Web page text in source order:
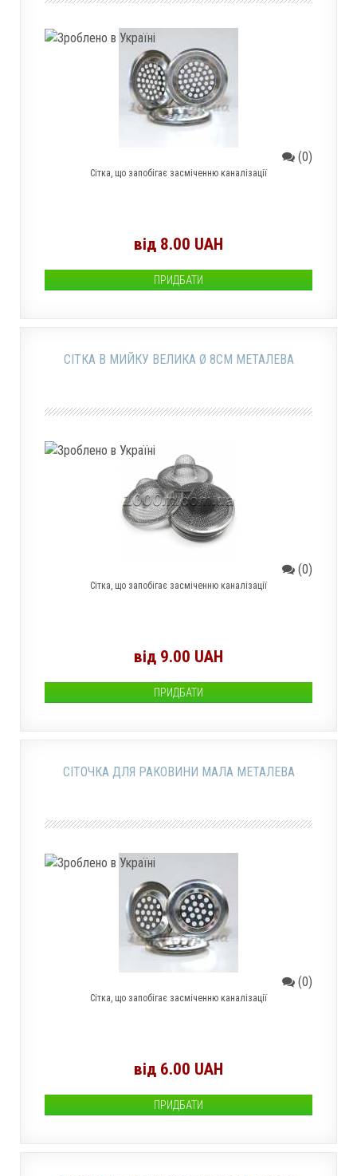
(0)
Сітка, що запобігає засміченню каналізації
від 8.00 UAH
ПРИДБАТИ
СІТКА В МИЙКУ ВЕЛИКА Ø 8СМ МЕТАЛЕВА
(0)
Сітка, що запобігає засміченню каналізації
від 9.00 UAH
ПРИДБАТИ
СІТОЧКА ДЛЯ РАКОВИНИ МАЛА МЕТАЛЕВА
(0)
Сітка, що запобігає засміченню каналізації
від 6.00 UAH
ПРИДБАТИ